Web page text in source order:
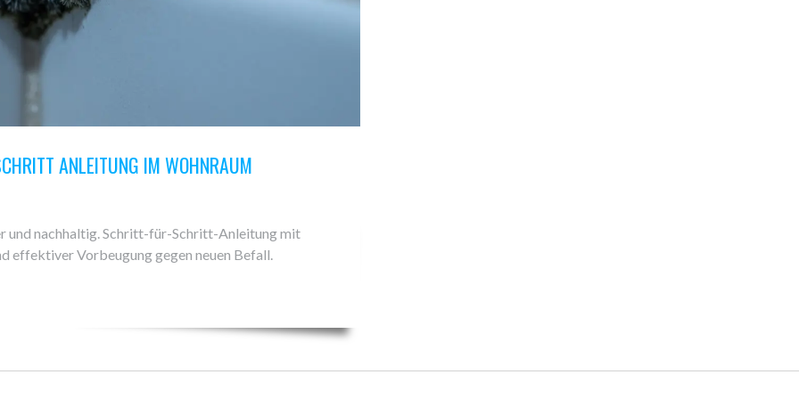
ANLEITUNG IM WOHNRAUM
und nachhaltig. Schritt-für-Schritt-Anleitung mit
effektiver Vorbeugung gegen neuen Befall.